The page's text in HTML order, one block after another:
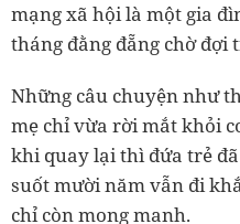
mạng xã hội là một gia
tháng đằng đẵng chờ đợi
Những câu chuyện như
mẹ chỉ vừa rời mắt khỏi
khi quay lại thì đứa trẻ
suốt mười năm vẫn đi
chỉ còn mong manh.